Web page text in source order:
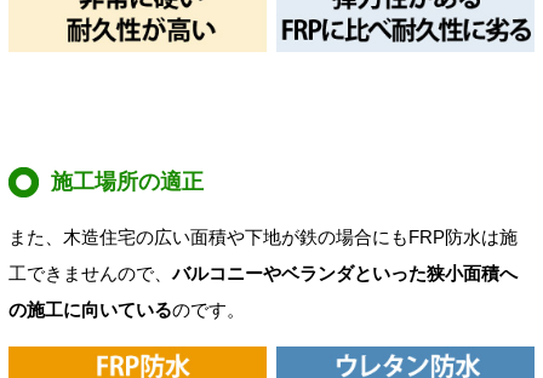
施工場所の適正
また、木造住宅の広い面積や下地が鉄の場合にもFRP防水は施
工できませんので、バルコニーやベランダといった狭小面積へ
の施工に向いているのです。